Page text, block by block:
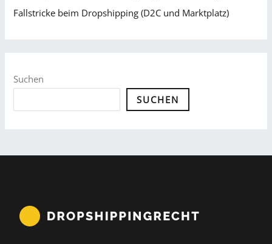
Fallstricke beim Dropshipping (D2C und Marktplatz)
Suchen
SUCHEN